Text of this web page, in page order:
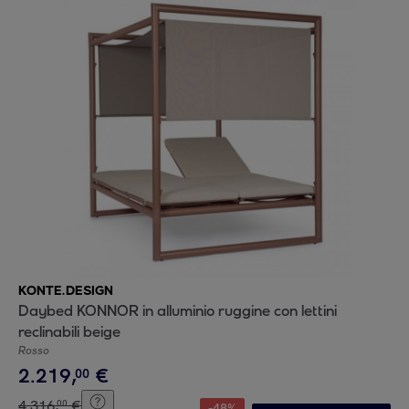
KONTE.DESIGN
Daybed KONNOR in alluminio ruggine con lettini
reclinabili beige
Rosso
2.219,00 €
00